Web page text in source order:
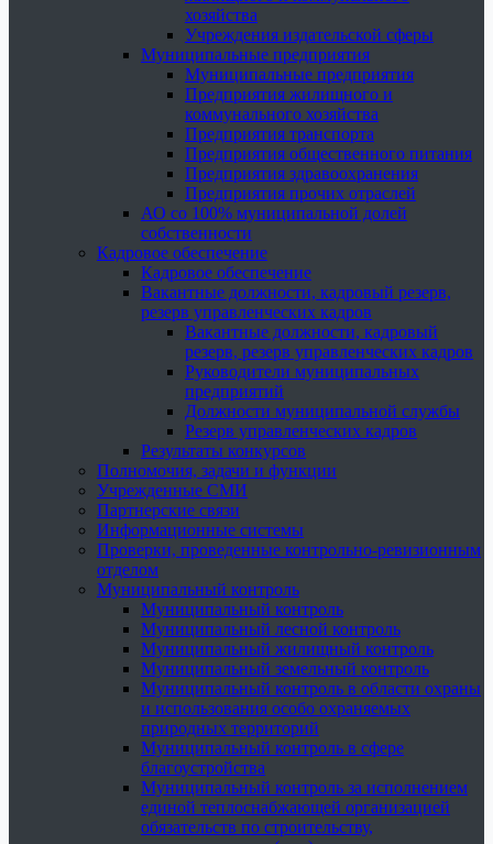
хозяйства
Учреждения издательской сферы
Муниципальные предприятия
Муниципальные предприятия
Предприятия жилищного и
коммунального хозяйства
Предприятия транспорта
Предприятия общественного питания
Предприятия здравоохранения
Предприятия прочих отраслей
АО со 100% муниципальной долей
собственности
Кадровое обеспечение
Кадровое обеспечение
Вакантные должности, кадровый резерв,
резерв управленческих кадров
Вакантные должности, кадровый
резерв, резерв управленческих кадров
Руководители муниципальных
предприятий
Должности муниципальной службы
Резерв управленческих кадров
Результаты конкурсов
Полномочия, задачи и функции
Учрежденные СМИ
Партнерские связи
Информационные системы
Проверки, проведенные контрольно-ревизионным
отделом
Муниципальный контроль
Муниципальный контроль
Муниципальный лесной контроль
Муниципальный жилищный контроль
Муниципальный земельный контроль
Муниципальный контроль в области охраны
и использования особо охраняемых
природных территорий
Муниципальный контроль в сфере
благоустройства
Муниципальный контроль за исполнением
единой теплоснабжающей организацией
обязательств по строительству,